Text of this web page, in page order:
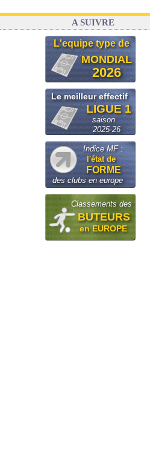
A SUIVRE
L'equipe type de
MONDIAL
2026
Le meilleur effectif
LIGUE 1
saison
2025-26
Indice MF :
l'état de
FORME
des clubs en europe
Classements des
BUTEURS
en EUROPE